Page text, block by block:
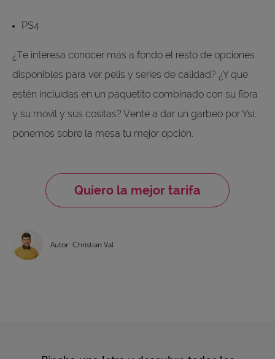
PS4
¿Te interesa conocer más a fondo el resto de opciones
disponibles para ver pelis y series de calidad? ¿Y que
estén incluidas en un paquetito combinado con su fibra
y su móvil y sus cositas? Vente a dar un garbeo por Ysi,
ponemos sobre la mesa tu mejor opción.
Quiero la mejor tarifa
Autor: Christian Val